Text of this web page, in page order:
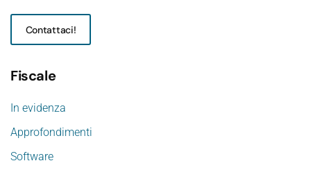
Contattaci!
Fiscale
In evidenza
Approfondimenti
Software